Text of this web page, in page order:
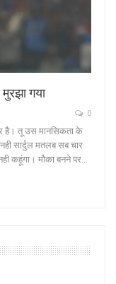
गया
0
है। तू उस मानसिकता के
सार्दुल मतलब सब चार
कहूंगा। मौका बनने पर…